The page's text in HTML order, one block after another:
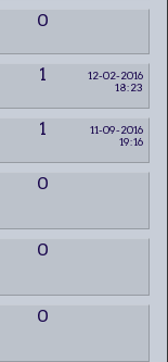
0
1
12-02-2016
18:23
1
11-09-2016
19:16
0
0
0